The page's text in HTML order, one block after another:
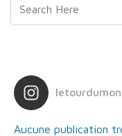
Aucune publication